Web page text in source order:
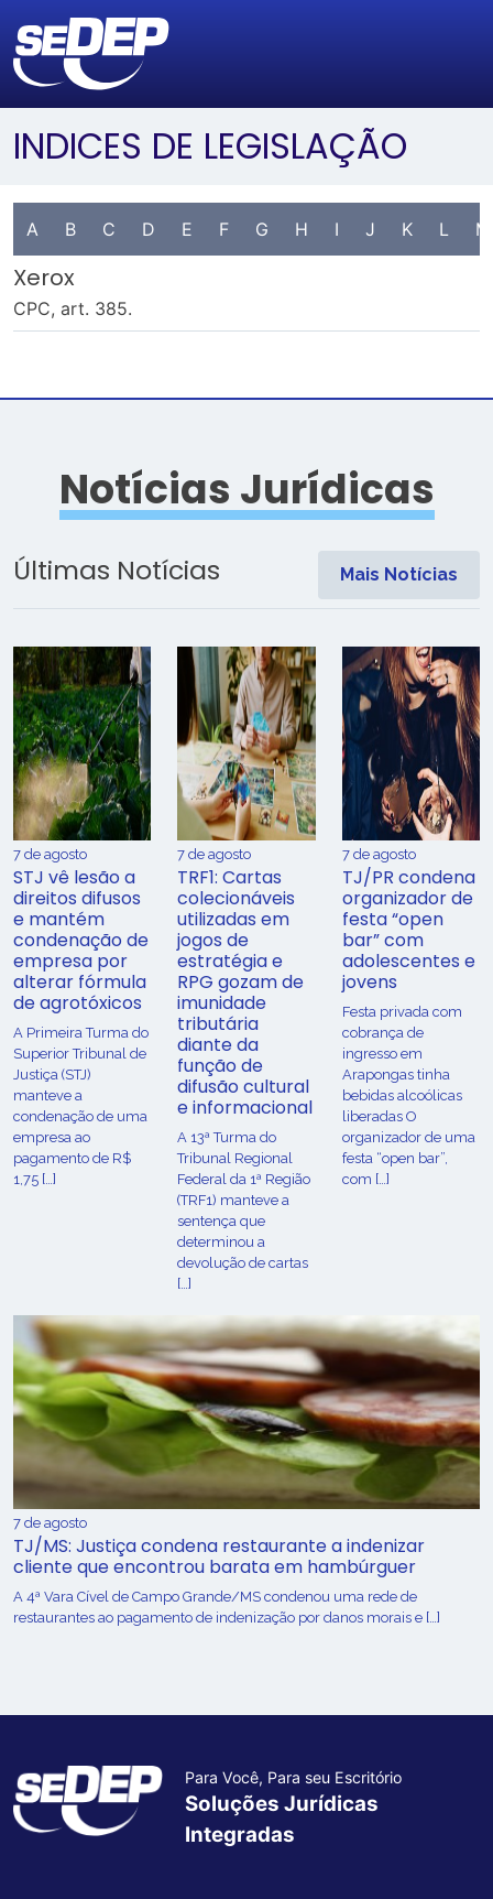
INDICES DE LEGISLAÇÃO
A B C D E F G H I J K L M
Xerox
CPC, art. 385.
Notícias Jurídicas
Últimas Notícias Mais Notícias
7 de agosto
STJ vê lesão a
direitos difusos
e mantém
condenação de
empresa por
alterar fórmula
de agrotóxicos
​A Primeira Turma do
Superior Tribunal de
Justiça (STJ)
manteve a
condenação de uma
empresa ao
pagamento de R$
1,75 […]
7 de agosto
TRF1: Cartas
colecionáveis
utilizadas em
jogos de
estratégia e
RPG gozam de
imunidade
tributária
diante da
função de
difusão cultural
e informacional
A 13ª Turma do
Tribunal Regional
Federal da 1ª Região
(TRF1) manteve a
sentença que
determinou a
devolução de cartas
[…]
7 de agosto
TJ/PR condena
organizador de
festa “open
bar” com
adolescentes e
jovens
Festa privada com
cobrança de
ingresso em
Arapongas tinha
bebidas alcoólicas
liberadas O
organizador de uma
festa “open bar”,
com […]
7 de agosto
TJ/MS: Justiça condena restaurante a indenizar
cliente que encontrou barata em hambúrguer
A 4ª Vara Cível de Campo Grande/MS condenou uma rede de
restaurantes ao pagamento de indenização por danos morais e […]
Para Você, Para seu Escritório
Soluções Jurídicas
Integradas